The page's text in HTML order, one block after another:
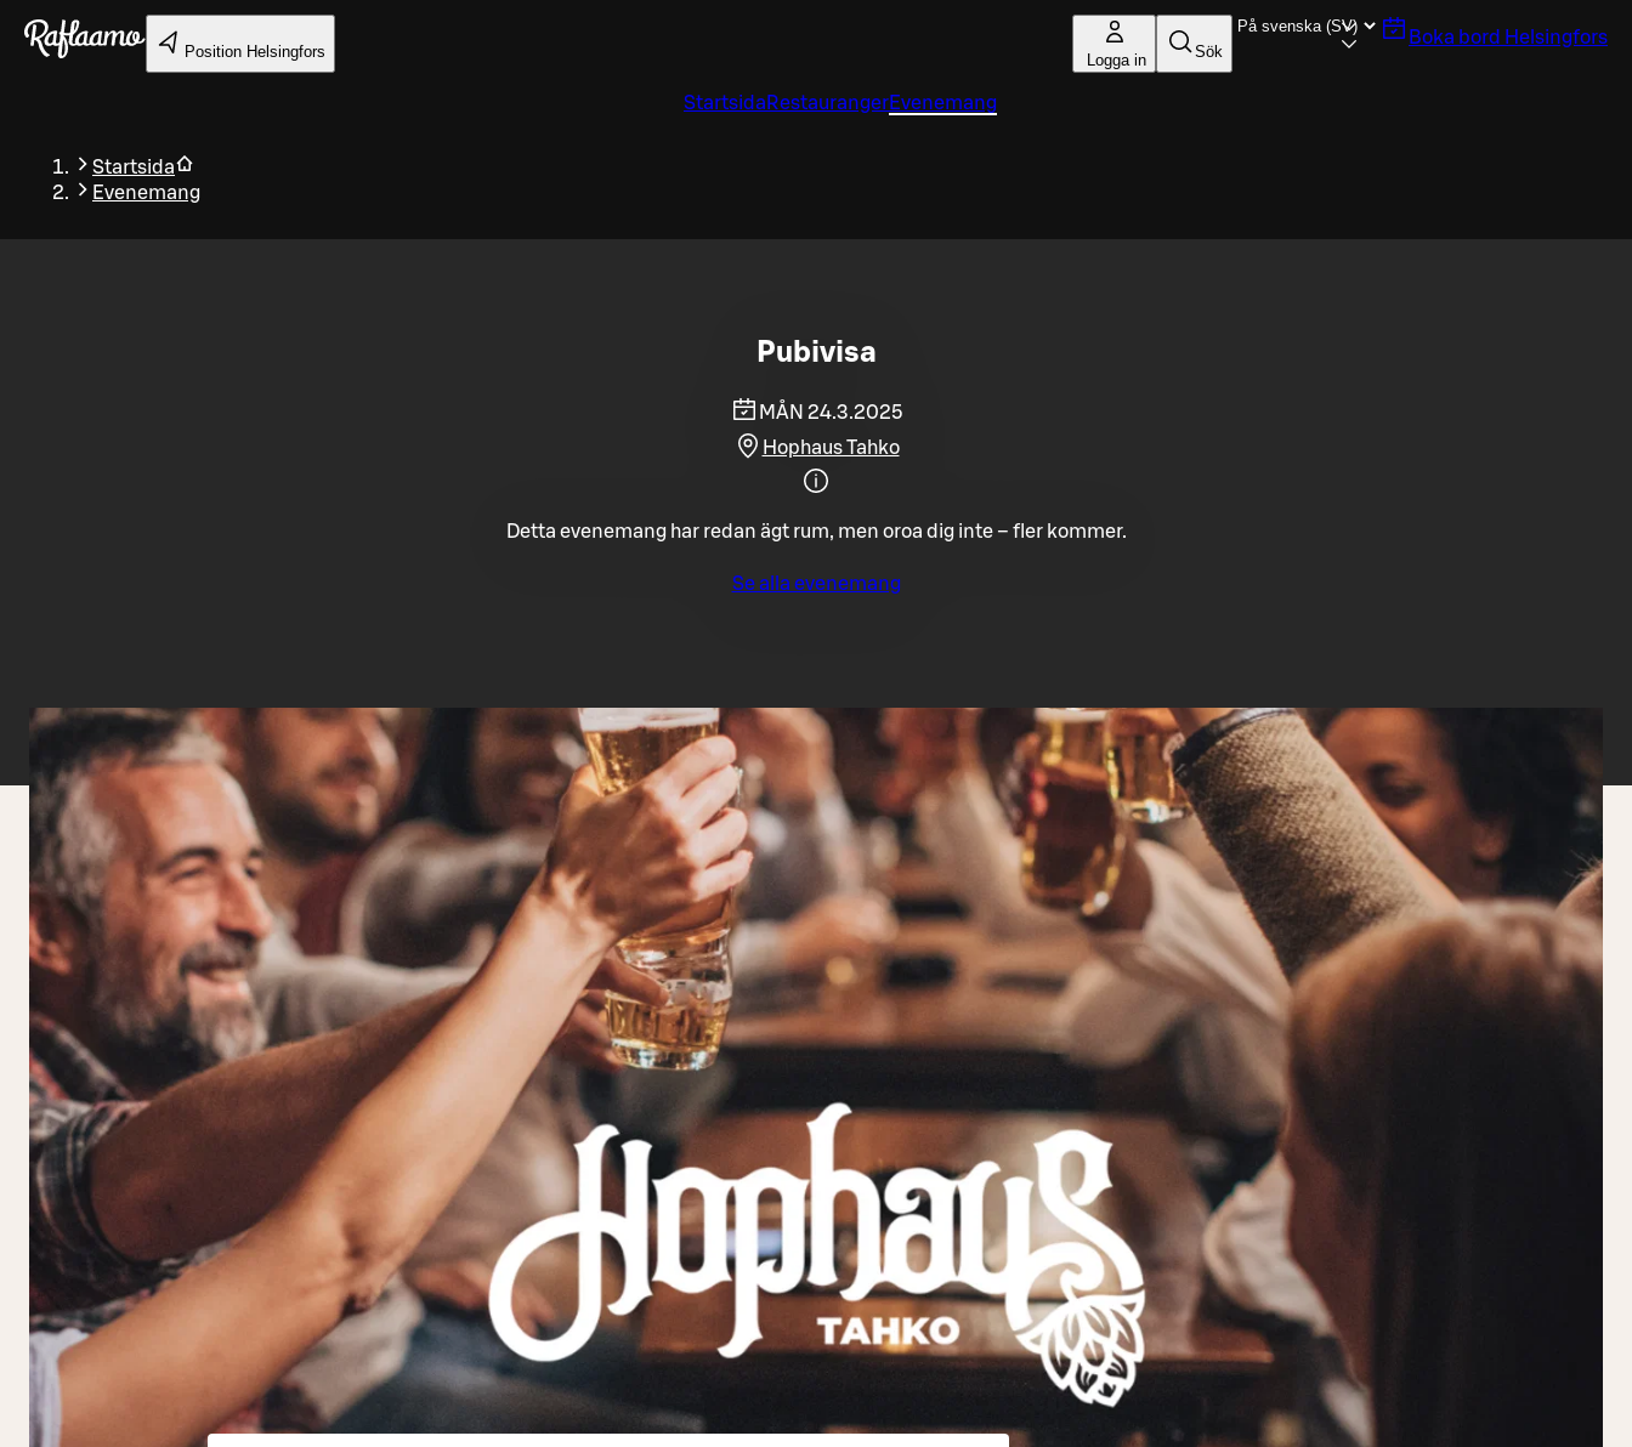
Gå till huvudinnehållet
Position Helsingfors Logga in Sök
Boka bord Helsingfors
Startsida RestaurangerEvenemang
Startsida
Evenemang
Tillbaka
Pubivisa
MÅN 24.3.2025
Hophaus Tahko
Detta evenemang har redan ägt rum, men oroa dig inte – fler kommer.
Se alla evenemang